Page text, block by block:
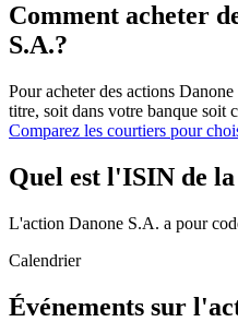
Comment acheter
S.A.?
Pour acheter des actions
titre, soit dans votre banque soit
Comparez les courtiers pour
Quel est l'ISIN de la
L'action Danone S.A. a pour
Calendrier
Événements sur